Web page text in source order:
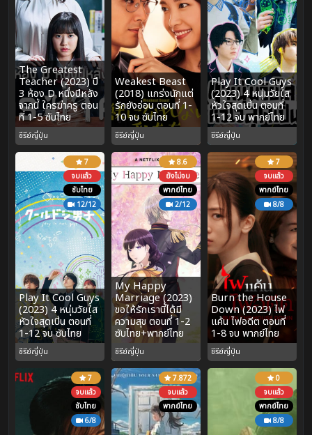
The Greatest
Teacher (2023) ปี
3 ห้อง D หนึ่งปีหลัง
จากนี้ ใครฆ่าครู ตอน
ที่ 1-5 ซับไทย
ซีรีย์ญี่ปุ่น
Weakest Beast
(2018) แกร่งนักแต่
รักยังอ่อน ตอนที่ 1-
10 จบ ซับไทย
ซีรีย์ญี่ปุ่น
Play It Cool Guys
(2023) 4 หนุ่มวัยใส
หัวใจสุดเปิ่น ตอนที่
1-12 จบ พากย์ไทย
ซีรีย์ญี่ปุ่น
7
จบแล้ว
ซับไทย
12/12
Play It Cool Guys
(2023) 4 หนุ่มวัยใส
หัวใจสุดเปิ่น ตอนที่
1-12 จบ ซับไทย
ซีรีย์ญี่ปุ่น
8.6
ยังไม่จบ
พากย์ไทย
2/12
My Happy
Marriage (2023)
ขอให้รักเรานี้ได้มี
ความสุข ตอนที่ 1-2
ซับไทย+พากย์ไทย
ซีรีย์ญี่ปุ่น
7
จบแล้ว
พากย์ไทย
8/8
Burn the House
Down (2023) ไฟ
แค้น ไฟอดีต ตอนที่
1-8 จบ พากย์ไทย
ซีรีย์ญี่ปุ่น
7
จบแล้ว
ซับไทย
6/8
7.872
จบแล้ว
พากย์ไทย
0
จบแล้ว
พากย์ไทย
8/8